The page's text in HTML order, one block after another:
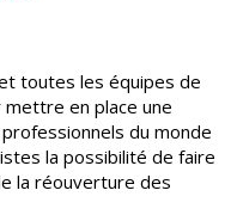
toutes les équipes de
mettre en place une
du monde
la possibilité de faire
la réouverture des